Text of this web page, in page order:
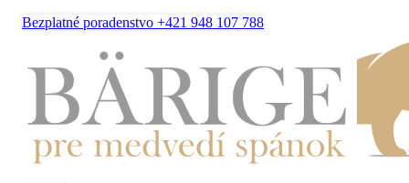
Bezplatné poradenstvo +421 948 107 788